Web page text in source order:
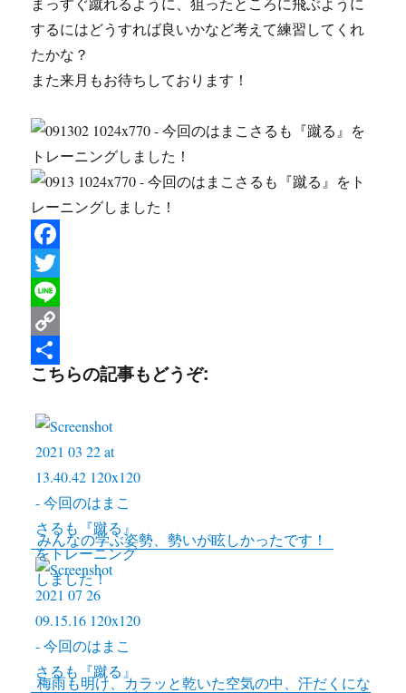
するにはどうすれば良いかなど考えて練習してくれ
たかな？
また来月もお待ちしております！
F
a
c
e
b
T
w
t
L
n
C
o
n
k
共
こちらの記事もどうぞ:
みんなの学ぶ姿勢、勢いが眩しかったです！
梅雨も明け、カラッと乾いた空気の中、汗だくにな